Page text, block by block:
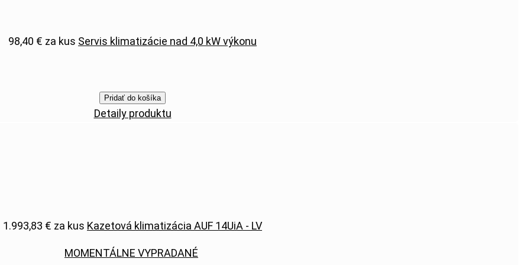
98,40 € za kus Servis klimatizácie nad 4,0 kW výkonu
Pridať do košíka
Detaily produktu
1.993,83 € za kus Kazetová klimatizácia AUF 14UiA - LV
MOMENTÁLNE VYPRADANÉ